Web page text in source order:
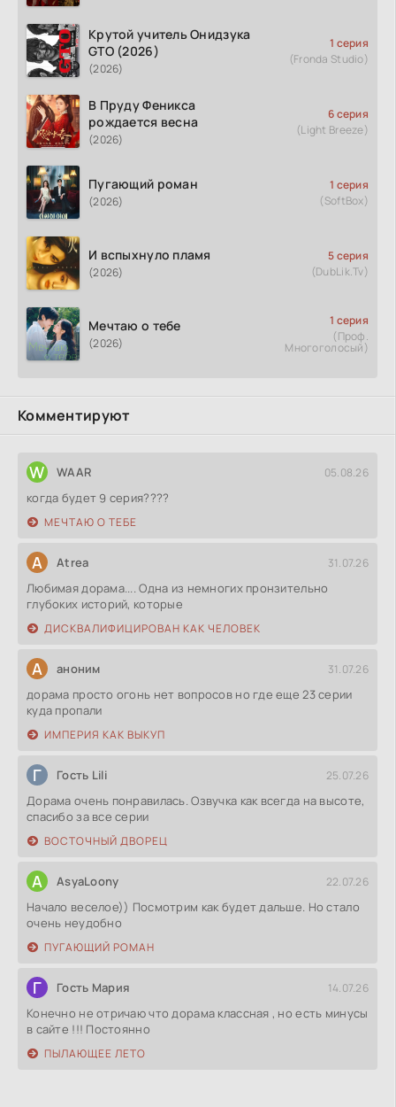
Крутой учитель Онидзука
GTO (2026)
(2026)
1 серия
(Fronda Studio)
В Пруду Феникса
рождается весна
(2026)
6 серия
(Light Breeze)
Пугающий роман
(2026)
1 серия
(SoftBox)
И вспыхнуло пламя
(2026)
5 серия
(DubLik.Tv)
Мечтаю о тебе
(2026)
1 серия
(Проф.
Многоголосый)
Комментируют
W WAAR 05.08.26
когда будет 9 серия????
МЕЧТАЮ О ТЕБЕ
A Atrea 31.07.26
Любимая дорама.... Одна из немногих пронзительно
глубоких историй, которые
ДИСКВАЛИФИЦИРОВАН КАК ЧЕЛОВЕК
А аноним 31.07.26
дорама просто огонь нет вопросов но где еще 23 серии
куда пропали
ИМПЕРИЯ КАК ВЫКУП
Г Гость Lili 25.07.26
Дорама очень понравилась. Озвучка как всегда на высоте,
спасибо за все серии
ВОСТОЧНЫЙ ДВОРЕЦ
A AsyaLoony 22.07.26
Начало веселое)) Посмотрим как будет дальше. Но стало
очень неудобно
ПУГАЮЩИЙ РОМАН
Г Гость Мария 14.07.26
Конечно не отричаю что дорама классная , но есть минусы
в сайте !!! Постоянно
ПЫЛАЮЩЕЕ ЛЕТО